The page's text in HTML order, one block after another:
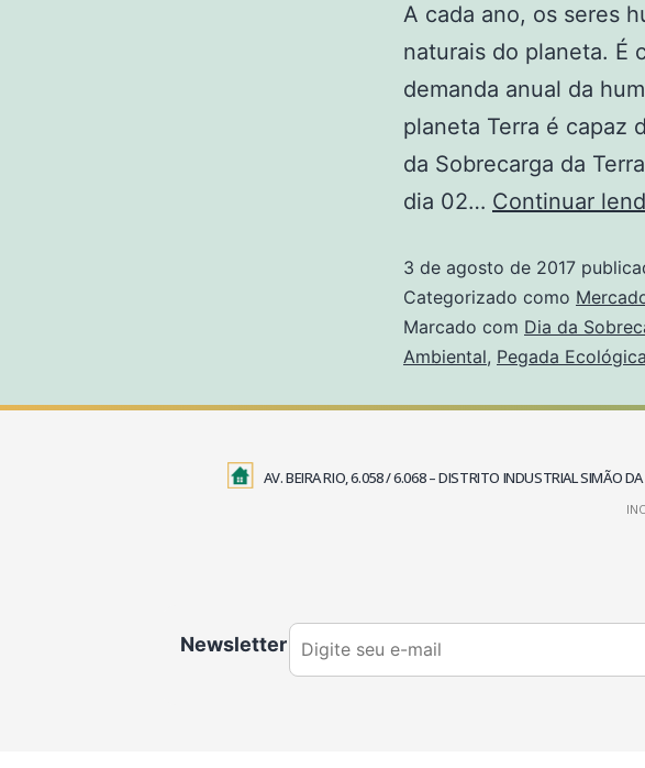
A cada ano, os seres
naturais do planeta. É
demanda anual da
planeta Terra é capaz
da Sobrecarga da
dia 02… Continuar
3 de agosto de 2017
Categorizado como
Marcado com Dia da
Ambiental, Pegada Ecológica
AV. BEIRA RIO, 6.058 / 6.068 – DISTRITO INDUSTRIAL SIMÃO
Newsletter